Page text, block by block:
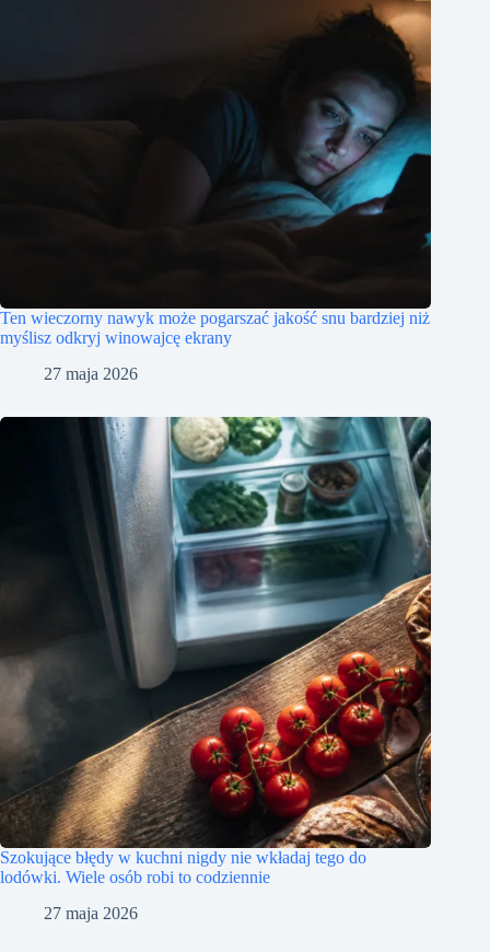
Ten wieczorny nawyk może pogarszać jakość snu bardziej niż
myślisz odkryj winowajcę ekrany
27 maja 2026
Szokujące błędy w kuchni nigdy nie wkładaj tego do
lodówki. Wiele osób robi to codziennie
27 maja 2026